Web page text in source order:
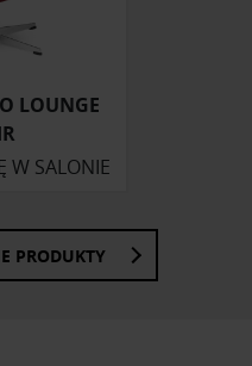
podczas
LOUNGE
W SALONIE
PRODUKTY